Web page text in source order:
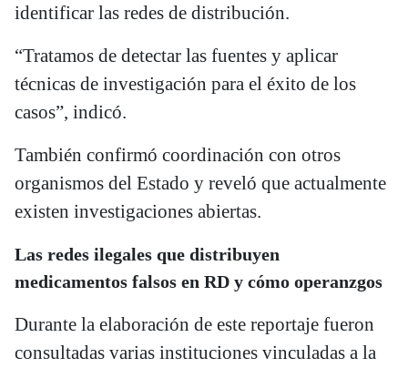
identificar las redes de distribución.
“Tratamos de detectar las fuentes y aplicar
técnicas de investigación para el éxito de los
casos”, indicó.
También confirmó coordinación con otros
organismos del Estado y reveló que actualmente
existen investigaciones abiertas.
Las redes ilegales que distribuyen
medicamentos falsos en RD y cómo operanzgos
Durante la elaboración de este reportaje fueron
consultadas varias instituciones vinculadas a la